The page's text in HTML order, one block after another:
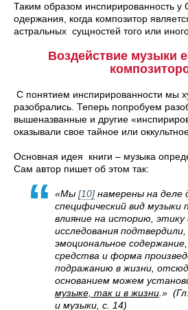
Таким образом инспирированность у
одержания, когда композитор
астральных сущностей того или
Воздействие музыки
С понятием инспирированности мы
разобрались. Теперь попробуем
вышеназванные и другие
оказывали свое тайное или
Основная идея книги – музыка
Сам автор пишет об этом так:
«Мы [10] намерены на деле
специфический вид музыки
влияние на историю,
исследования
эмоциональное
средства и форма
подражанию в жизни,
основанием можем
музыке, так и в жизни .»
и музыки, с. 14)